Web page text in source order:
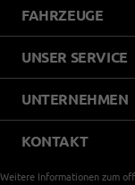
FAHRZEUGE
UNSER SERVICE
UNTERNEHMEN
KONTAKT
Weitere Informationen zum